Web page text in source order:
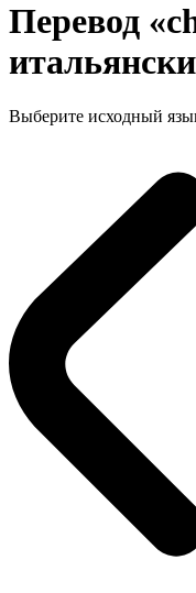
Перевод
Выберите исходный